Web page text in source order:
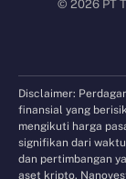
© 2026 PT
Disclaimer:
finansial yang
mengikuti harga
signifikan dari
dan pertimbangan
aset kripto.